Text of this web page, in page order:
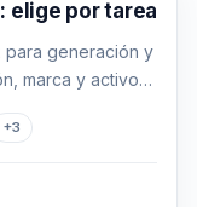
elige por tarea
para generación y
marca y activos
+3